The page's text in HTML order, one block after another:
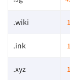
.wiki
.ink
.xyz